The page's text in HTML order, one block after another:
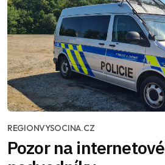
REGIONVYSOCINA.CZ
Pozor na internetové